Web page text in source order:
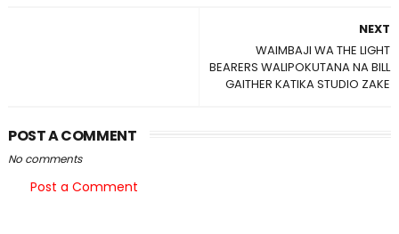
NEXT
WAIMBAJI WA THE LIGHT
BEARERS WALIPOKUTANA NA BILL
GAITHER KATIKA STUDIO ZAKE
POST A COMMENT
No comments
Post a Comment